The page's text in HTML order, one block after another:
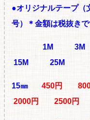
●オリジナルテープ（
号）＊金額は税抜き
1M
15M 25M
15㎜ 450円
2000円 2500円